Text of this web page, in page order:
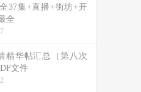
37集+直播+街坊+开
全
精华帖汇总（第八次
文件